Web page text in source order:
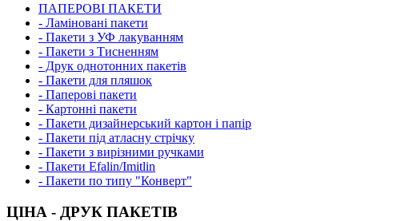
ПАПЕРОВІ ПАКЕТИ
- Ламіновані пакети
- Пакети з УФ лакуванням
- Пакети з Тисненням
- Друк однотонних пакетів
- Пакети для пляшок
- Паперові пакети
- Картонні пакети
- Пакети дизайнерський картон і папір
- Пакети під атласну стрічку
- Пакети з вирізними ручками
- Пакети Efalin/Imitlin
- Пакети по типу "Конверт"
ЦІНА - ДРУК ПАКЕТІВ